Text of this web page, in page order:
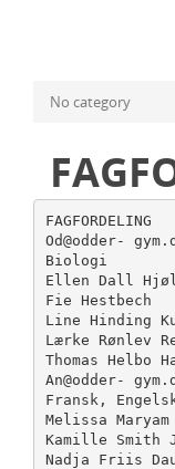
No category
FAGFORDELING
Od@odder-
Biologi
Ellen Dall
Fie Hestbech
Line Hinding
Lærke Rønlev
Thomas Helbo
An@odder-
Fransk,
Melissa
Kamille Smith
Nadja Friis